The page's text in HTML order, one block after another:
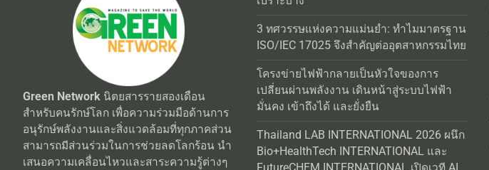
Green Networkนิตยสารรายสองเดือน
สำหรับคนรักษ์โลก เพื่อความร่วมมือด้านการ
อนุรักษ์พลังงานและสิ่งแวดล้อมที่ทุกภาคส่วน
สามารถมีส่วนร่วมในการช่วยลดโลกร้อน นำ
เสนอความเคลื่อนไหวและสาระความรู้ต่างๆ
เกี่ยวกับการประหยัดพลังงานและอนุรักษ์สิ่ง
3 ทศวรรษแห่งความแม่นยำ: ทำไมมาตรฐาน
ISO/IEC 17025 จึงสำคัญต่ออุตสาหกรรมไทย
โครงข่ายไฟฟ้ากลายเป็นหัวใจของการ
เปลี่ยนผ่านพลังงาน เดินหน้าสู่ระบบไฟฟ้า
มั่นคง เข้าถึงได้ และยั่งยืน
Thailand LAB INTERNATIONAL 2026 ผนึก
Bio+HealthTech INTERNATIONAL และ
FutureCHEM INTERNATIONAL เปิดเวที AI
ขับเคลื่อนนวัตกรรมวิทยาศาสตร์และสุขภาพ